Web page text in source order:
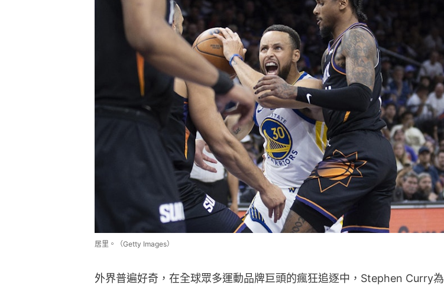
居里。（Getty Images）
外界普遍好奇，在全球眾多運動品牌巨頭的瘋狂追逐中，Stephen Curry為